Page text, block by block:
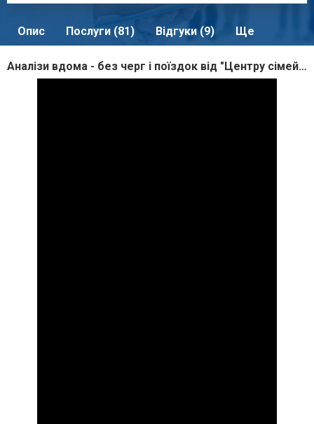
Опис Послуги (81) Відгуки (9) Ще
Аналізи вдома - без черг і поїздок від "Центру сімейної медицини"